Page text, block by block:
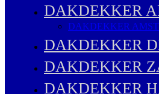
DAKDEKKER
DAKDEKKER
DAKDEKKER
DAKDEKKER
DAKDEKKER